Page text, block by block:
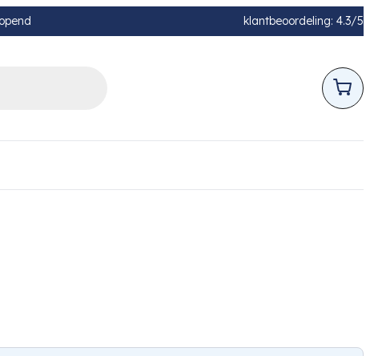
klantbeoordeling: 4.3/5